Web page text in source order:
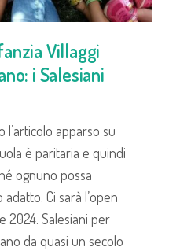
Villaggi
i Salesiani
l’articolo apparso su
è paritaria e quindi
ognuno possa
Ci sarà l’open
2024. Salesiani per
da quasi un secolo